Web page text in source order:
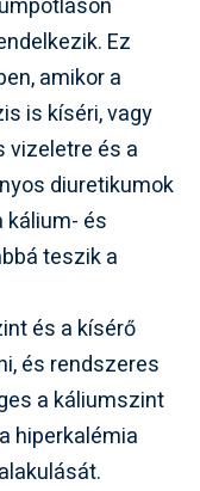
Ez
amikor a
is kíséri, vagy
vizeletre és a
diuretikumok
kálium- és
teszik a
és a kísérő
és rendszeres
a káliumszint
hiperkalémia